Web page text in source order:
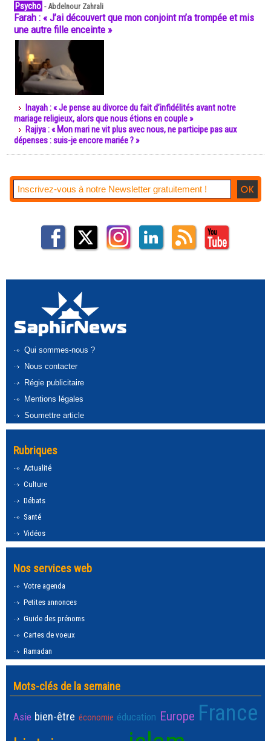
Psycho -Abdelnour Zahrali
Farah : « J’ai découvert que mon conjoint m’a trompée et mis
une autre fille enceinte »
Inayah : « Je pense au divorce du fait d’infidélités avant notre
mariage religieux, alors que nous étions en couple »
Rajiya : « Mon mari ne vit plus avec nous, ne participe pas aux
dépenses : suis-je encore mariée ? »
Qui sommes-nous ?
Nous contacter
Régie publicitaire
Mentions légales
Soumettre article
Rubriques
Actualité
Culture
Débats
Santé
Vidéos
Nos services web
Votre agenda
Petites annonces
Guide des prénoms
Cartes de voeux
Ramadan
Mots-clés de la semaine
Asie bien-être économie éducation Europe France